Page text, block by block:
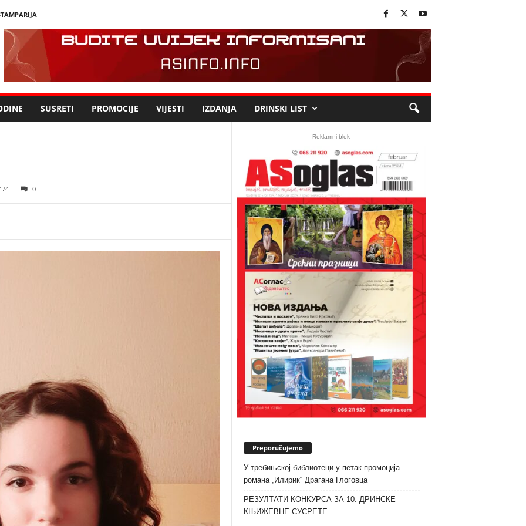
SUSRETI PROMOCIJE VIJESTI IZDANJA DRINSKI LIST
0
- Reklamni blok -
Preporučujemo
У требињској библиотеци у петак промоција
романа „Илирик“ Драгана Глоговца
РЕЗУЛТАТИ КОНКУРСА ЗА 10. ДРИНСКЕ
КЊИЖЕВНЕ СУСРЕТЕ